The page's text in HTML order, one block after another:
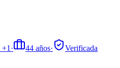
+1 · 44 años·
Verificada